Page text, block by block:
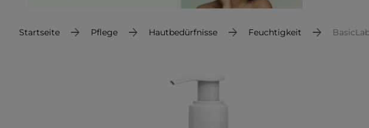
Empfehle uns
Startseite Pflege Hautbedürfnisse Feuchtigkeit